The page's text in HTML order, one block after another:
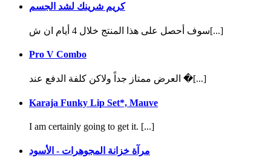
كريم شرينك لشد الجسم
سوف أحصل على هذا المنتج خلال 4 أيام ان ش[...]
Pro V Combo
العرض ممتاز جداً ولاكن كلفة الدفع عند �[...]
Karaja Funky Lip Set*, Mauve
I am certainly going to get it. [...]
مرآة خزانة المجوهرات - الأسود